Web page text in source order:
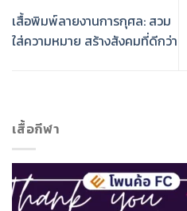
เสื้อพิมพ์ลายงานการกุศล: สวม
ใส่ความหมาย สร้างสังคมที่ดีกว่า
เสื้อกีฬา